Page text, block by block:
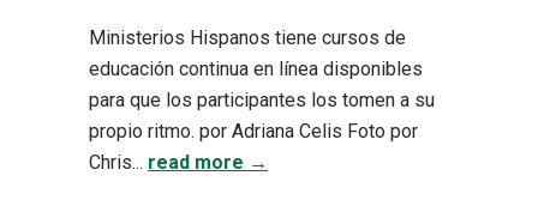
Ministerios Hispanos tiene cursos de
educación continua en línea disponibles
para que los participantes los tomen a su
propio ritmo. por Adriana Celis Foto por
Chris... read more →